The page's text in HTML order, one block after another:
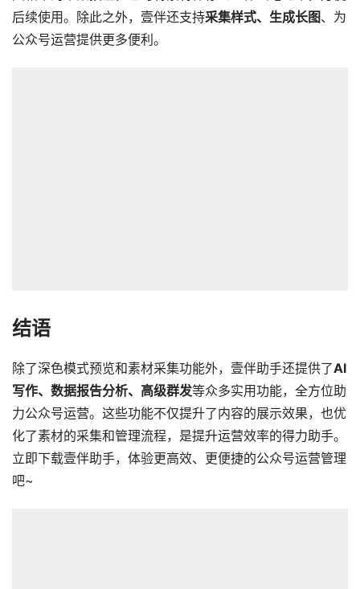
后续使用。除此之外，壹伴还支持采集样式、生成长图、为
公众号运营提供更多便利。
结语
除了深色模式预览和素材采集功能外，壹伴助手还提供了AI
写作、数据报告分析、高级群发等众多实用功能，全方位助
力公众号运营。这些功能不仅提升了内容的展示效果，也优
化了素材的采集和管理流程，是提升运营效率的得力助手。
立即下载壹伴助手，体验更高效、更便捷的公众号运营管理
吧~